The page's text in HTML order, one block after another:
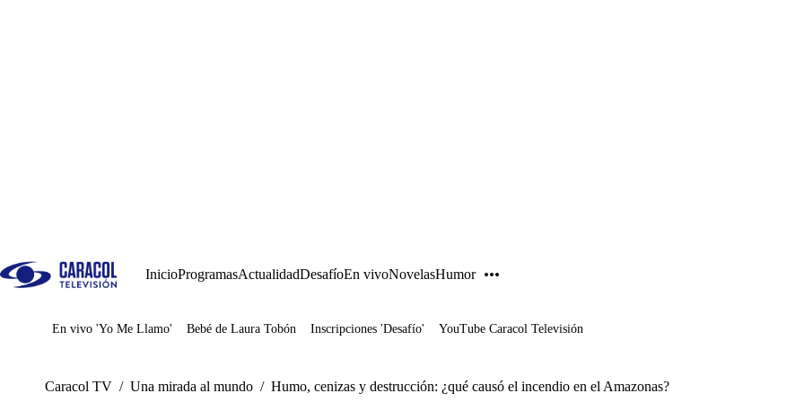
InicioProgramasActualidadDesafíoEn vivoNovelasHumor
Juegos
En vivo 'Yo Me Llamo' Bebé de Laura Tobón Inscripciones 'Desafío' YouTube Caracol Televisión
Caracol TV / Una mirada al mundo / Humo, cenizas y destrucción: ¿qué causó el incendio en el Amazonas?